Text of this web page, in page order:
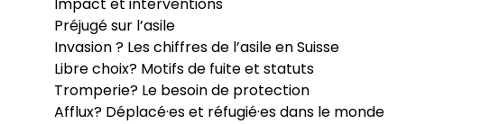
Préjugé sur l’asile
Invasion ? Les chiffres de l’asile en Suisse
Libre choix? Motifs de fuite et statuts
Tromperie? Le besoin de protection
Afflux? Déplacé·es et réfugié·es dans le monde